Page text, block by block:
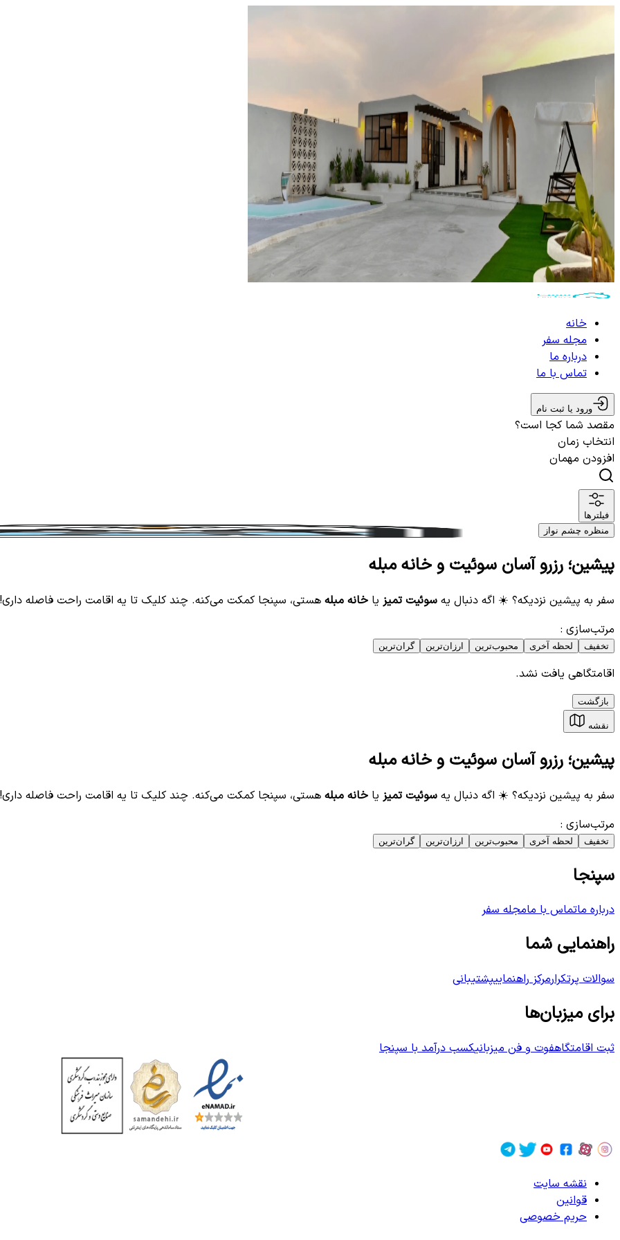
خانه
مجله سفر
درباره ما
تماس با ما
ورود یا ثبت نام
مقصد شما کجا است؟
انتخاب زمان
افزودن مهمان
فیلترها
منظره چشم نواز
پیشین؛ رزرو آسان سوئیت و خانه مبله
سفر به پیشین نزدیکه؟ ☀️ اگه دنبال یه سوئیت تمیز یا خانه مبله هستی، سپنجا کمکت می‌کنه. چند کلیک تا یه اقامت راحت فاصله
مرتب‌سازی :
تخفیف لحظه آخری محبوب‌ترین ارزان‌ترین گران‌ترین
اقامتگاهی یافت نشد.
بازگشت
نقشه
پیشین؛ رزرو آسان سوئیت و خانه مبله
سفر به پیشین نزدیکه؟ ☀️ اگه دنبال یه سوئیت تمیز یا خانه مبله هستی، سپنجا کمکت می‌کنه. چند کلیک تا یه اقامت راحت فاصله
مرتب‌سازی :
تخفیف لحظه آخری محبوب‌ترین ارزان‌ترین گران‌ترین
سپنجا
درباره ماتماس با مامجله سفر
راهنمایی شما
سوالات پرتکرارمرکز راهنماییپشتیبانی
برای میزبان‌ها
ثبت اقامتگاهفوت و فن میزبانیکسب درآمد با سپنجا
نقشه سایت
قوانین
حریم خصوصی